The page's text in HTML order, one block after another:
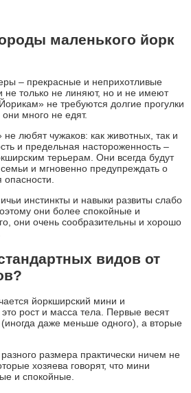
маленького йорк
– прекрасные и неприхотливые
только не линяют, но и не имеют
не требуются долгие прогулки
много не едят.
любят чужаков: как животных, так и
и предельная настороженность –
терьерам. Они всегда будут
и мгновенно предупреждать о
инстинкты и навыки развиты слабо
они более спокойные и
они очень сообразительны и хорошо
видов от
йоркширский мини и
рост и масса тела. Первые весят
даже меньше одного), а вторые
размера практически ничем не
хозяева говорят, что мини
и спокойные.